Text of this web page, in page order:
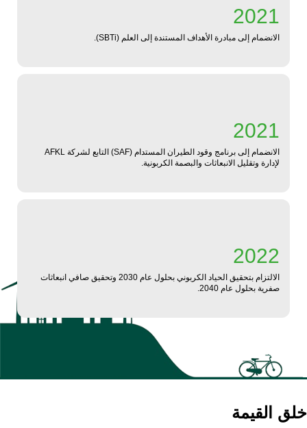
2021
الانضمام إلى مبادرة الأهداف المستندة إلى العلم (SBTi).
2021
الانضمام إلى برنامج وقود الطيران المستدام (SAF) التابع لشركة AFKL
لإدارة وتقليل الانبعاثات والبصمة الكربونية.
2022
الالتزام بتحقيق الحياد الكربوني بحلول عام 2030 وتحقيق صافي انبعاثات
صفرية بحلول عام 2040.
خلق القيمة